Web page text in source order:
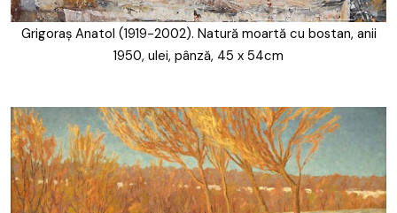
Grigoraș Anatol (1919-2002). Natură moartă cu bostan, anii
1950, ulei, pânză, 45 x 54cm